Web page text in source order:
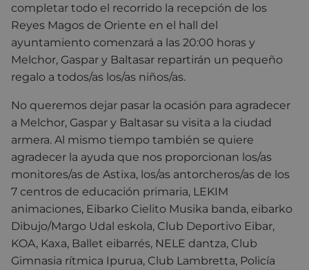
completar todo el recorrido la recepción de los
Reyes Magos de Oriente en el hall del
ayuntamiento comenzará a las 20:00 horas y
Melchor, Gaspar y Baltasar repartirán un pequeño
regalo a todos/as los/as niños/as.
No queremos dejar pasar la ocasión para agradecer
a Melchor, Gaspar y Baltasar su visita a la ciudad
armera. Al mismo tiempo también se quiere
agradecer la ayuda que nos proporcionan los/as
monitores/as de Astixa, los/as antorcheros/as de los
7 centros de educación primaria, LEKIM
animaciones, Eibarko Cielito Musika banda, eibarko
Dibujo/Margo Udal eskola, Club Deportivo Eibar,
KOA, Kaxa, Ballet eibarrés, NELE dantza, Club
Gimnasia rítmica Ipurua, Club Lambretta, Policía